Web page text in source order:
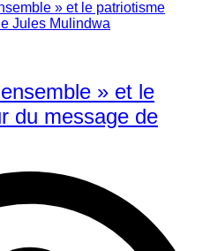
» et le
du message de